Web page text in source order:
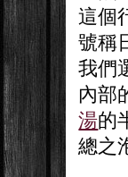
這個
號稱
我們
內部
湯的
總之